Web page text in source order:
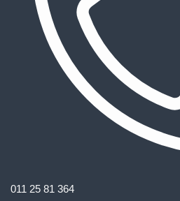
011 25 81 364